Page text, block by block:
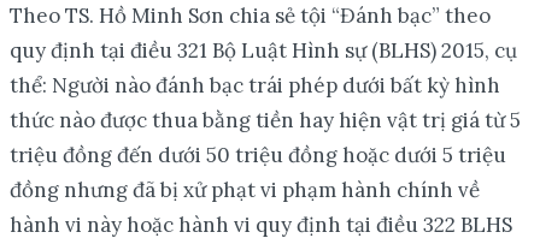
Theo TS. Hồ Minh Sơn chia sẻ tội “Đánh bạc” theo
quy định tại điều 321 Bộ Luật Hình sự (BLHS) 2015, cụ
thể: Người nào đánh bạc trái phép dưới bất kỳ hình
thức nào được thua bằng tiền hay hiện vật trị giá từ 5
triệu đồng đến dưới 50 triệu đồng hoặc dưới 5 triệu
đồng nhưng đã bị xử phạt vi phạm hành chính về
hành vi này hoặc hành vi quy định tại điều 322 BLHS